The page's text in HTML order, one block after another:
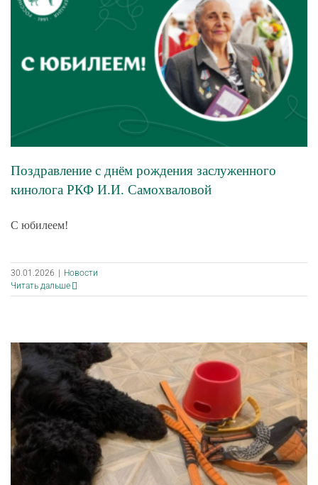
Поздравление с днём рождения заслуженного
кинолога РКФ И.И. Самохваловой
С юбилеем!
30.01.2026 | Новости
Читать дальше